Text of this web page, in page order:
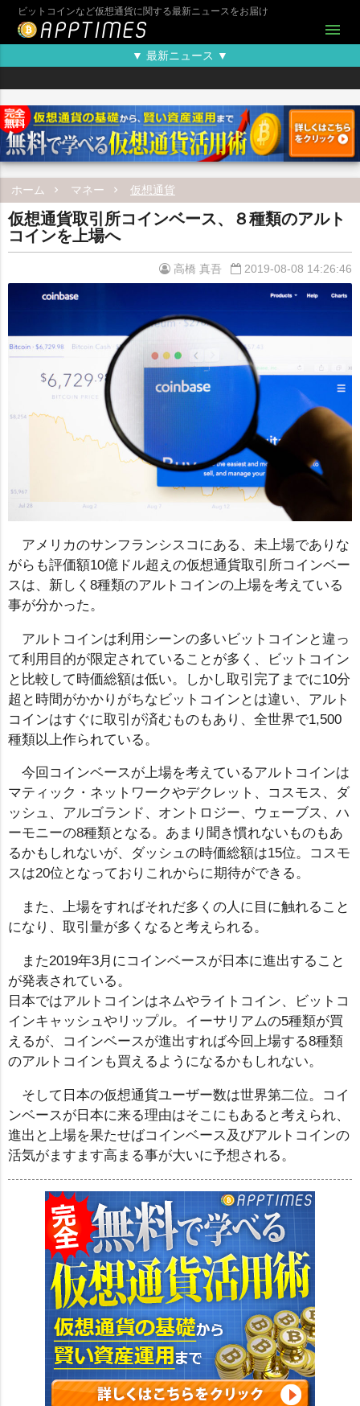
ビットコインなど仮想通貨に関する最新ニュースをお届け
menu
▼ 最新ニュース ▼
ホーム マネー 仮想通貨
仮想通貨取引所コインベース、８種類のアルト
コインを上場へ
高橋 真吾 2019-08-08 14:26:46
アメリカのサンフランシスコにある、未上場でありな
がらも評価額10億ドル超えの仮想通貨取引所コインベー
スは、新しく8種類のアルトコインの上場を考えている
事が分かった。
アルトコインは利用シーンの多いビットコインと違っ
て利用目的が限定されていることが多く、ビットコイン
と比較して時価総額は低い。しかし取引完了までに10分
超と時間がかかりがちなビットコインとは違い、アルト
コインはすぐに取引が済むものもあり、全世界で1,500
種類以上作られている。
今回コインベースが上場を考えているアルトコインは
マティック・ネットワークやデクレット、コスモス、ダ
ッシュ、アルゴランド、オントロジー、ウェーブス、ハ
ーモニーの8種類となる。あまり聞き慣れないものもあ
るかもしれないが、ダッシュの時価総額は15位。コスモ
スは20位となっておりこれからに期待ができる。
また、上場をすればそれだ多くの人に目に触れること
になり、取引量が多くなると考えられる。
また2019年3月にコインベースが日本に進出すること
が発表されている。
日本ではアルトコインはネムやライトコイン、ビットコ
インキャッシュやリップル。イーサリアムの5種類が買
えるが、コインベースが進出すれば今回上場する8種類
のアルトコインも買えるようになるかもしれない。
そして日本の仮想通貨ユーザー数は世界第二位。コイ
ンベースが日本に来る理由はそこにもあると考えられ、
進出と上場を果たせばコインベース及びアルトコインの
活気がますます高まる事が大いに予想される。